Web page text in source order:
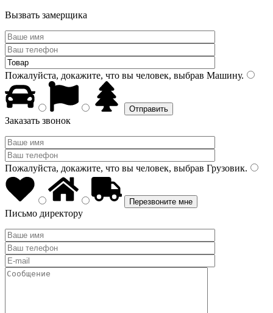
Вызвать замерщика
Пожалуйста, докажите, что вы человек, выбрав Машину.
Заказать звонок
Пожалуйста, докажите, что вы человек, выбрав Грузовик.
Письмо директору